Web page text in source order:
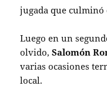
jugada que culminó
Luego en un
olvido,Salomón
varias ocasiones
local.